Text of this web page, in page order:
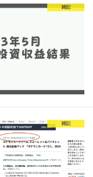
雑記
雑記